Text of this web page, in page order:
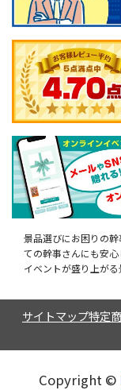
景品選びにお困りの
ての幹事さんにも安心
イベントが盛り上がる
サイトマップ特定
Copyright ©︎